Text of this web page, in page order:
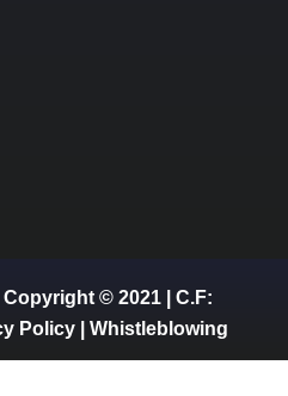
© 2021 | C.F:
Policy| Whistleblowing